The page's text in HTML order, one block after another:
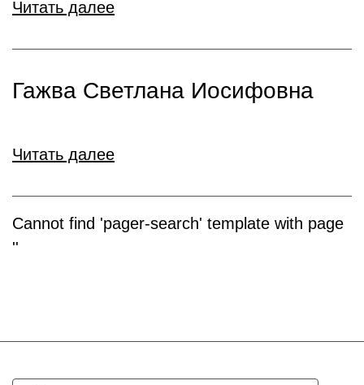
Читать далее
Гажва Светлана Иосифовна
Читать далее
Cannot find 'pager-search' template with page
''